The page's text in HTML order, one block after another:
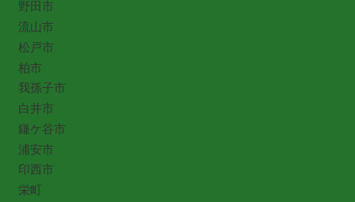
野田市
流山市
松戸市
柏市
我孫子市
白井市
鎌ケ谷市
浦安市
印西市
栄町